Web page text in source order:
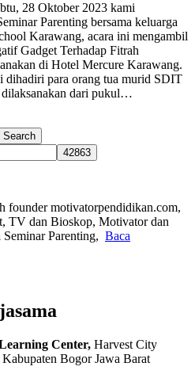
28 Oktober 2023 kami
Parenting bersama keluarga
Karawang, acara ini mengambil
Gadget Terhadap Fitrah
di Hotel Mercure Karawang.
dihadiri para orang tua murid SDIT
dari pukul…
founder motivatorpendidikan.com,
TV dan Bioskop, Motivator dan
Parenting, Baca
Center, Harvest City
Bogor Jawa Barat